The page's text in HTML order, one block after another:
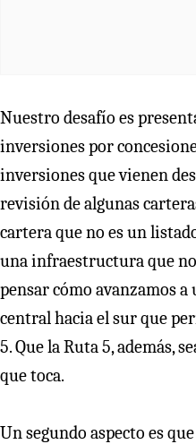
Nuestro desafío es
inversiones por
inversiones que vienen
revisión de algunas
cartera que no es un
una infraestructura que
pensar cómo avanzamos
central hacia el sur que
5. Que la Ruta 5, además,
que toca.
Un segundo aspecto es